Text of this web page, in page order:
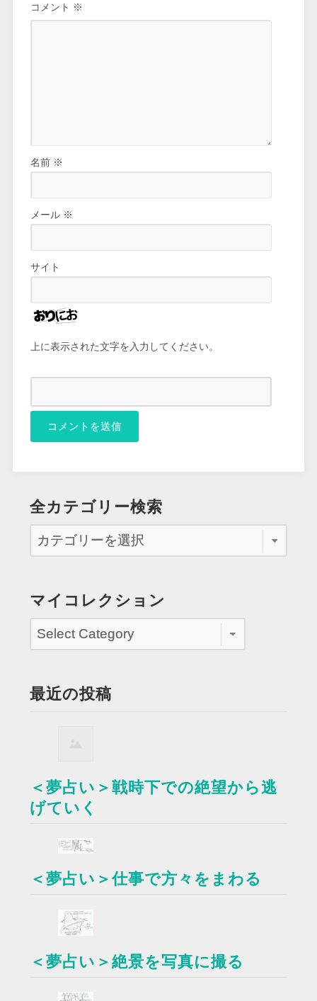
コメント ※
名前 ※
メール ※
サイト
上に表示された文字を入力してください。
全カテゴリー検索
マイコレクション
最近の投稿
＜夢占い＞戦時下での絶望から逃
げていく
＜夢占い＞仕事で方々をまわる
＜夢占い＞絶景を写真に撮る